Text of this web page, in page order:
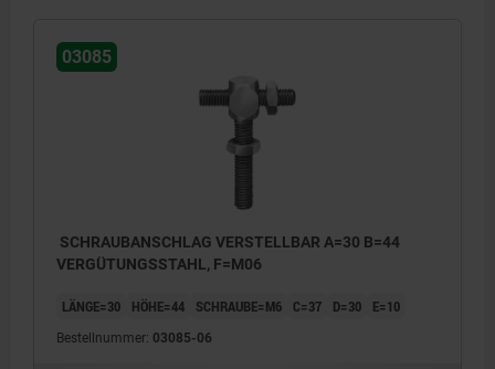
03085
SCHRAUBANSCHLAG VERSTELLBAR A=30 B=44
VERGÜTUNGSSTAHL, F=M06
LÄNGE=30 HÖHE=44 SCHRAUBE=M6 C=37 D=30 E=10
Bestellnummer: 03085-06